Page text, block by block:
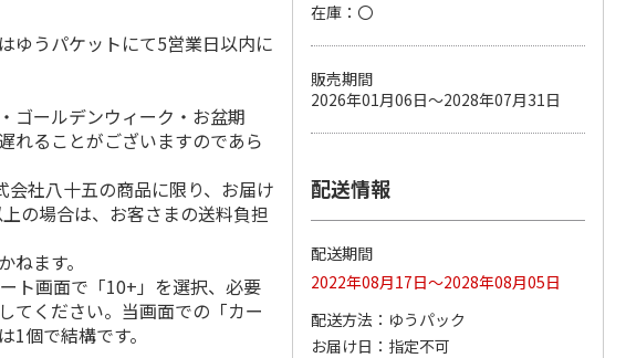
吐物処理剤）
150円
(送料別・税込)
おにぎりデコパック
110円
アロマ蚊取り線香
ローズ
110円
(送料別・税込)
漂白剤120g
ゆうパケットにて5営業日以内に
ゴールデンウィーク・お盆期
れることがございますのであら
社八十五の商品に限り、お届け
の場合は、お客さまの送料負担
ます。
ト画面で「10+」を選択、必要
てください。当画面での「カー
1個で結構です。
在庫：〇
販売期間
2026年01月06日～2028年07月31日
配送情報
配送期間
2022年08月17日～2028年08月05日
配送方法
ゆうパック
お届け日
指定不可